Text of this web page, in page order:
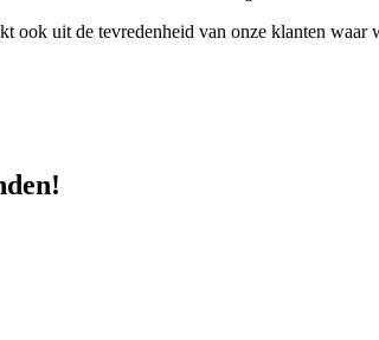
ook uit de tevredenheid van onze klanten waar